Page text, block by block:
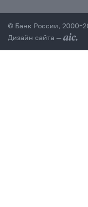
© Банк России,
Дизайн сайта —